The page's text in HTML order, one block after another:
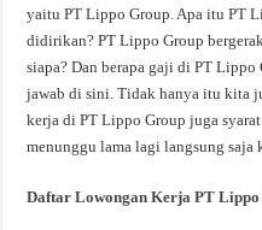
yaitu PT Lippo Group. Apa itu PT
didirikan? PT Lippo Group
siapa? Dan berapa gaji di PT
jawab di sini. Tidak hanya itu kita
kerja di PT Lippo Group juga
menunggu lama lagi langsung saja
Daftar Lowongan Kerja PT